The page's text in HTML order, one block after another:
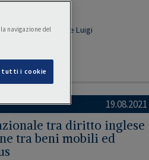
,Prof. Nonne Luigi
19.08.2021
tra diritto inglese
tra beni mobili ed
navigazione del
tutti i cookie